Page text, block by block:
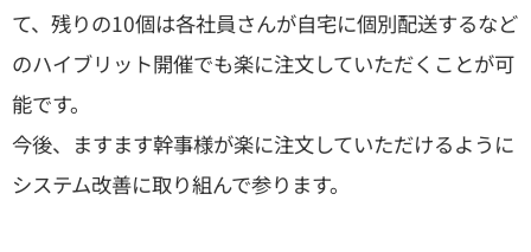
て、残りの10個は各社員さんが自宅に個別配送するなど
のハイブリット開催でも楽に注文していただくことが可
能です。
今後、ますます幹事様が楽に注文していただけるように
システム改善に取り組んで参ります。